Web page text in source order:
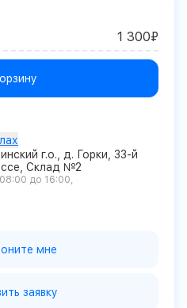
1 300₽
г.о., д. Горки, 33-й
Склад №2
до 16:00
мне
заявку